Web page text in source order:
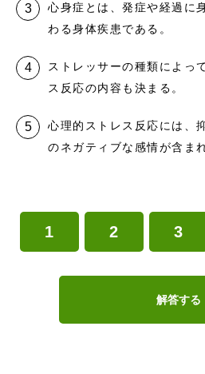
心身症とは、発症や経過に
わる身体疾患である。
ストレッサーの種類によっ
ス反応の内容も決まる。
心理的ストレス反応には、
のネガティブな感情が含ま
1 2 3
解答する